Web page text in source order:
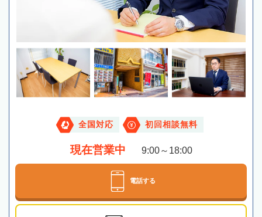
全国対応 初回相談無料
現在営業中 9:00～18:00
電話する